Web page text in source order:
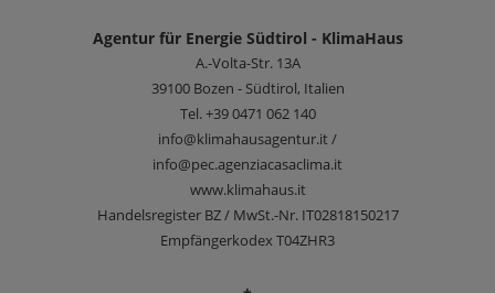
Agentur für Energie Südtirol - KlimaHaus
A.-Volta-Str. 13A
39100 Bozen - Südtirol, Italien
Tel.+39 0471 062 140
info@klimahausagentur.it /
info@pec.agenziacasaclima.it
www.klimahaus.it
Handelsregister BZ / MwSt.-Nr. IT02818150217
Empfängerkodex T04ZHR3